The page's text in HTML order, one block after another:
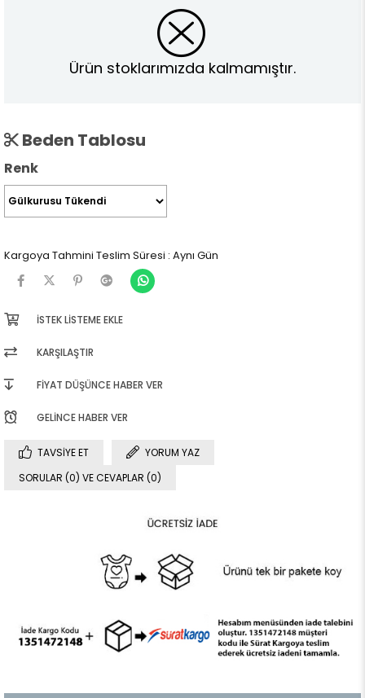
Ürün stoklarımızda kalmamıştır.
Beden Tablosu
Renk
Kargoya Tahmini Teslim Süresi : Aynı Gün
İSTEK LISTEME EKLE
KARŞILAŞTIR
FIYAT DÜŞÜNCE HABER VER
GELINCE HABER VER
TAVSIYE ET
YORUM YAZ
SORULAR (0) VE CEVAPLAR (0)